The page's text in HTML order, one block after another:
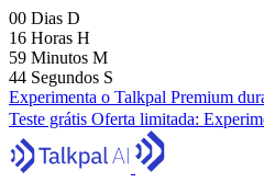
00 Dias D
16 Horas H
59 Minutos M
42 Segundos S
Experimenta o Talkpal Premium
Teste grátis Oferta limitada: